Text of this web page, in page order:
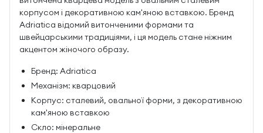
корпусом і декоративною кам'яною вставкою. Бренд
Adriatica відомий витонченими формами та
швейцарськими традиціями, і ця модель стане ніжним
акцентом жіночого образу.
Бренд: Adriatica
Механізм: кварцовий
Корпус: сталевий, овальної форми, з декоративною
кам'яною вставкою
Скло: мінеральне